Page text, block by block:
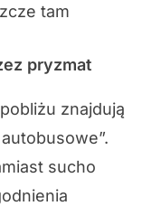
tam
pryzmat
znajdują
sucho